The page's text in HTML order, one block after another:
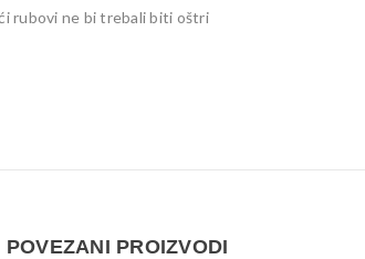
rubovi ne bi trebali biti oštri
POVEZANI PROIZVODI